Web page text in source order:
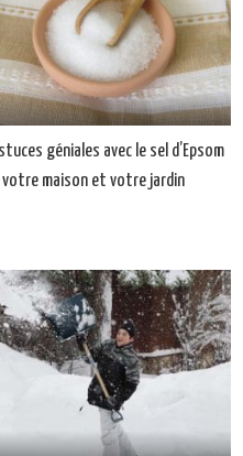
géniales avec le sel d’Epsom
votre maison et votre jardin